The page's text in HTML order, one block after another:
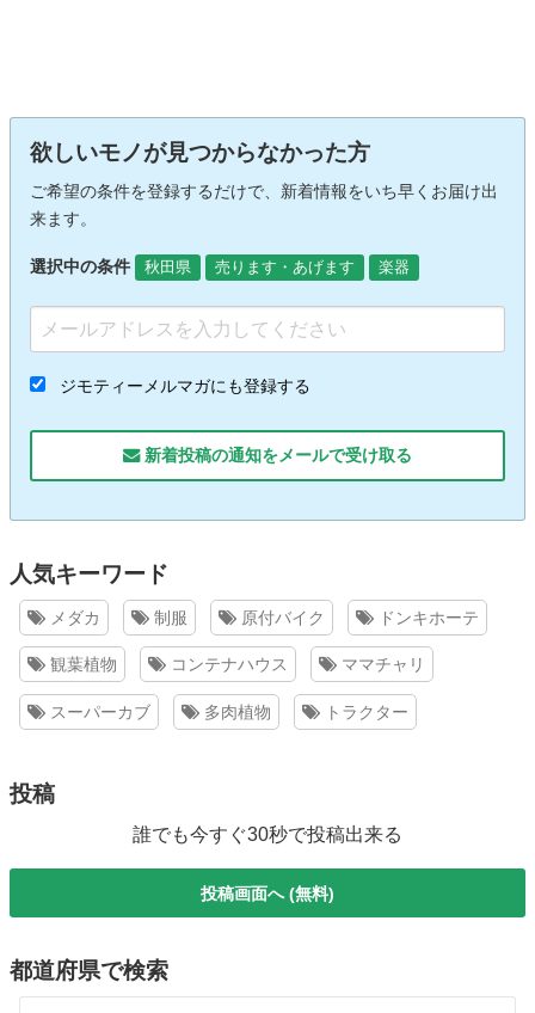
欲しいモノが見つからなかった方
ご希望の条件を登録するだけで、新着情報をいち早くお届け出
来ます。
選択中の条件 秋田県 売ります・あげます 楽器
ジモティーメルマガにも登録する
新着投稿の通知をメールで受け取る
人気キーワード
メダカ 制服 原付バイク ドンキホーテ
観葉植物 コンテナハウス ママチャリ
スーパーカブ 多肉植物 トラクター
投稿
誰でも今すぐ30秒で投稿出来る
投稿画面へ (無料)
都道府県で検索